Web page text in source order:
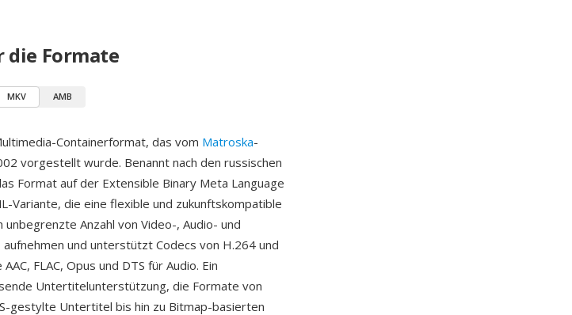
die Formate
MKV AMB
Containerformat, das vom Matroska-
vorgestellt wurde. Benannt nach den russischen
Format auf der Extensible Binary Meta Language
Variante, die eine flexible und zukunftskompatible
Anzahl von Video-, Audio- und
und unterstützt Codecs von H.264 und
FLAC, Opus und DTS für Audio. Ein
Untertitelunterstützung, die Formate von
gestylte Untertitel bis hin zu Bitmap-basierten